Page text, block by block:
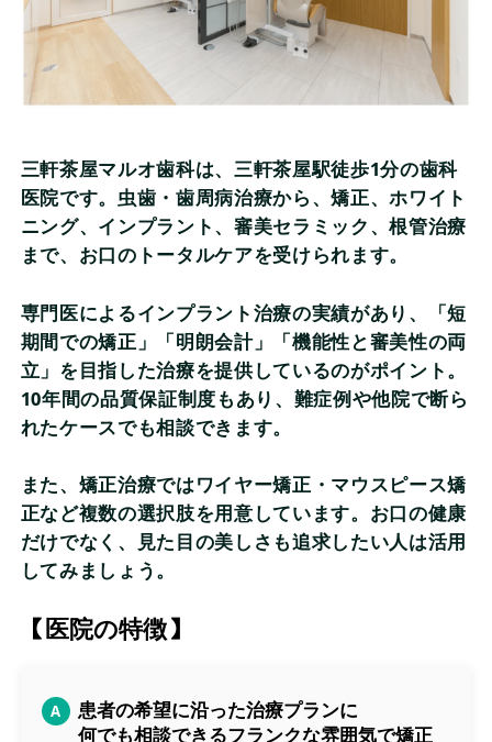
三軒茶屋マルオ歯科は、三軒茶屋駅徒歩1分の歯科
医院です。虫歯・歯周病治療から、矯正、ホワイト
ニング、インプラント、審美セラミック、根管治療
まで、お口のトータルケアを受けられます。
専門医によるインプラント治療の実績があり、「短
期間での矯正」「明朗会計」「機能性と審美性の両
立」を目指した治療を提供しているのがポイント。
10年間の品質保証制度もあり、難症例や他院で断ら
れたケースでも相談できます。
また、矯正治療ではワイヤー矯正・マウスピース矯
正など複数の選択肢を用意しています。お口の健康
だけでなく、見た目の美しさも追求したい人は活用
してみましょう。
【医院の特徴】
患者の希望に沿った治療プランに
何でも相談できるフランクな雰囲気で矯正